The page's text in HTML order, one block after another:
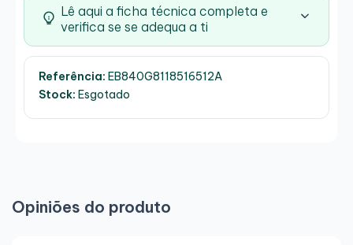
Lê aqui a ficha técnica completa e
verifica se se adequa a ti
Referência: EB840G8118516512A
Stock: Esgotado
Opiniões do produto